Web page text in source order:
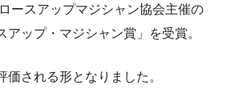
ースアップマジシャン協会主催の
アップ・マジシャン賞」を受賞。
価される形となりました。